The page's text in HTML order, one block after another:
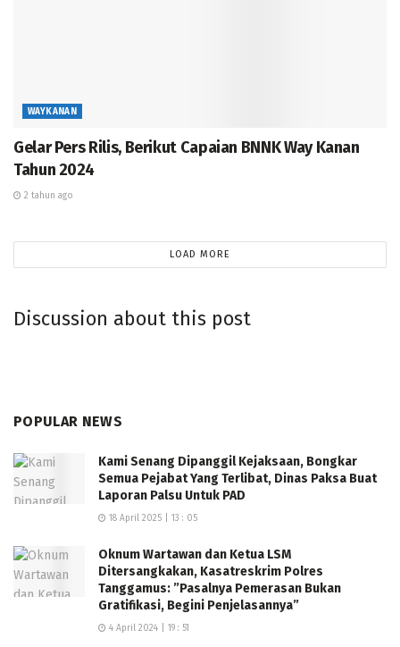
WAYKANAN
Gelar Pers Rilis, Berikut Capaian BNNK Way Kanan
Tahun 2024
2 tahun ago
LOAD MORE
Discussion about this post
POPULAR NEWS
Kami Senang Dipanggil Kejaksaan, Bongkar
Semua Pejabat Yang Terlibat, Dinas Paksa Buat
Laporan Palsu Untuk PAD
18 April 2025 | 13 : 05
Oknum Wartawan dan Ketua LSM
Ditersangkakan, Kasatreskrim Polres
Tanggamus: ”Pasalnya Pemerasan Bukan
Gratifikasi, Begini Penjelasannya”
4 April 2024 | 19 : 51